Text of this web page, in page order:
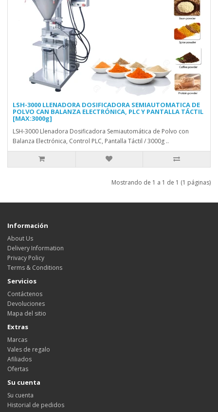
LSH-3000 LLENADORA DOSIFICADORA SEMIAUTOMATICA DE
POLVO CAN BALANZA ELECTRÓNICA, PLC Y PANTALLA TÁCTIL
[MAX:3000g]
LSH-3000 Llenadora Dosificadora Semiautomática de Polvo con
Balanza Electrónica, Control PLC, Pantalla Táctil / 3000g ..
Mostrando de 1 a 1 de 1 (1 páginas)
Información
About Us
Delivery Information
Privacy Policy
Terms & Conditions
Servicios
Contáctenos
Devoluciones
Mapa del sitio
Extras
Marcas
Vales de regalo
Afiliados
Ofertas
Su cuenta
Su cuenta
Historial de pedidos